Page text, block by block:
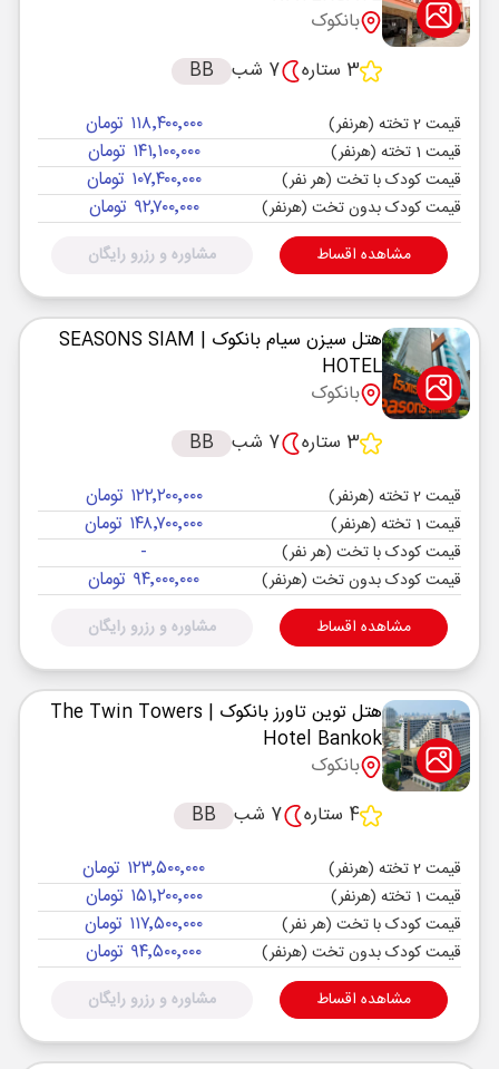
بانکوک
3 ستاره
7 شب BB
قیمت 2 تخته (هرنفر) ۱۱۸٬۴۰۰٬۰۰۰ تومان
قیمت 1 تخته (هرنفر) ۱۴۱٬۱۰۰٬۰۰۰ تومان
قیمت کودک با تخت (هر نفر) ۱۰۷٬۴۰۰٬۰۰۰ تومان
قیمت کودک بدون تخت (هرنفر) ۹۲٬۷۰۰٬۰۰۰ تومان
مشاهده اقساط مشاوره و رزرو رایگان
هتل سیزن سیام بانکوک
| SEASONS SIAM
HOTEL
بانکوک
3 ستاره
7 شب BB
قیمت 2 تخته (هرنفر) ۱۲۲٬۲۰۰٬۰۰۰ تومان
قیمت 1 تخته (هرنفر) ۱۴۸٬۷۰۰٬۰۰۰ تومان
قیمت کودک با تخت (هر نفر) -
قیمت کودک بدون تخت (هرنفر) ۹۴٬۰۰۰٬۰۰۰ تومان
مشاهده اقساط مشاوره و رزرو رایگان
هتل توین تاورز بانکوک
| The Twin Towers
Hotel Bankok
بانکوک
4 ستاره
7 شب BB
قیمت 2 تخته (هرنفر) ۱۲۳٬۵۰۰٬۰۰۰ تومان
قیمت 1 تخته (هرنفر) ۱۵۱٬۲۰۰٬۰۰۰ تومان
قیمت کودک با تخت (هر نفر) ۱۱۷٬۵۰۰٬۰۰۰ تومان
قیمت کودک بدون تخت (هرنفر) ۹۴٬۵۰۰٬۰۰۰ تومان
مشاهده اقساط مشاوره و رزرو رایگان